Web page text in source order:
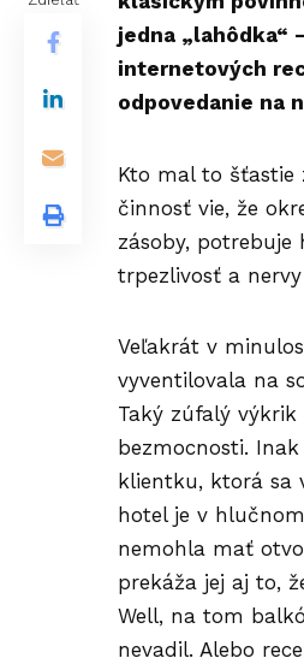
jedna „lahôdka“
internetových
odpovedanie na
Kto mal to
činnosť vie, že
zásoby, potrebuje
trpezlivosť a nervy
Veľakrát v
vyventilovala na
Taký zúfalý
bezmocnosti.
klientku, ktorá sa
hotel je v
nemohla mať
prekáža jej aj to,
Well, na tom
nevadil. Alebo